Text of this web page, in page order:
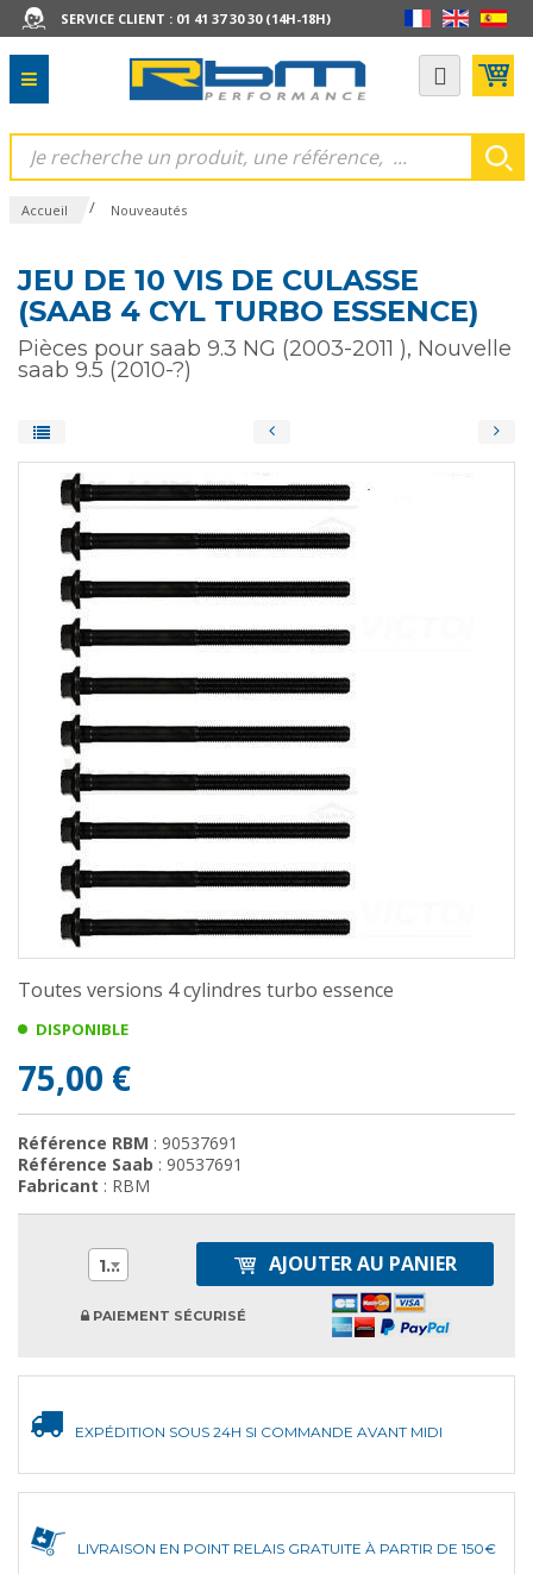
SERVICE CLIENT : 01 41 37 30 30 (14H-18H)
Accueil / Nouveautés
JEU DE 10 VIS DE CULASSE
(SAAB 4 CYL TURBO ESSENCE)
Pièces pour saab 9.3 NG (2003-2011 ), Nouvelle
saab 9.5 (2010-?)
Toutes versions 4 cylindres turbo essence
DISPONIBLE
75,00 €
Référence RBM : 90537691
Référence Saab : 90537691
Fabricant : RBM
1 AJOUTER AU PANIER
PAIEMENT SÉCURISÉ
EXPÉDITION SOUS 24H SI COMMANDE AVANT MIDI
LIVRAISON EN POINT RELAIS GRATUITE À PARTIR DE 150€